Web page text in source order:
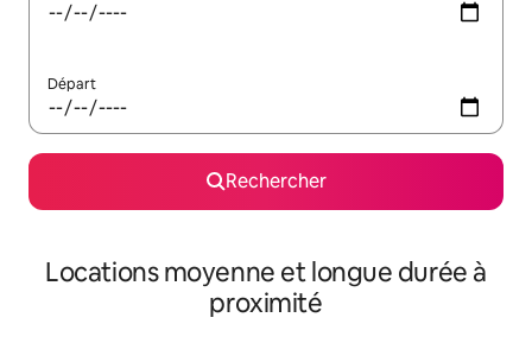
Départ
Rechercher
Locations moyenne et longue durée à
proximité